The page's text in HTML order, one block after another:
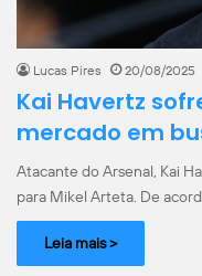
Lucas Pires 20/08/2025
Kai Havertz
mercado em
Atacante do Arsenal, Kai
para Mikel Arteta. De
Leia mais >